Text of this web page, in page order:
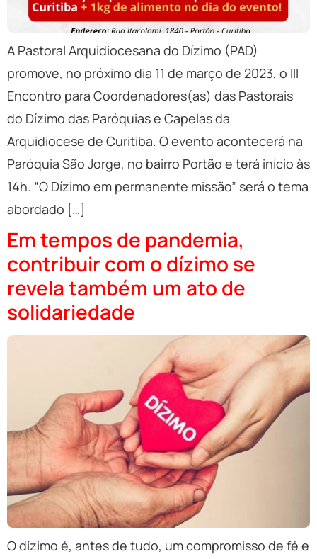
A Pastoral Arquidiocesana do Dízimo (PAD)
promove, no próximo dia 11 de março de 2023, o III
Encontro para Coordenadores(as) das Pastorais
do Dízimo das Paróquias e Capelas da
Arquidiocese de Curitiba. O evento acontecerá na
Paróquia São Jorge, no bairro Portão e terá início às
14h. “O Dízimo em permanente missão” será o tema
abordado […]
Em tempos de pandemia,
contribuir com o dízimo se
revela também um ato de
solidariedade
O dízimo é, antes de tudo, um compromisso de fé e